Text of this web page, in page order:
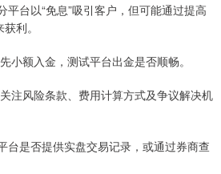
平台以“免息”吸引客户，但可能通过提高
利。
小额入金，测试平台出金是否顺畅。
注风险条款、费用计算方式及争议解决机
台是否提供实盘交易记录，或通过券商查